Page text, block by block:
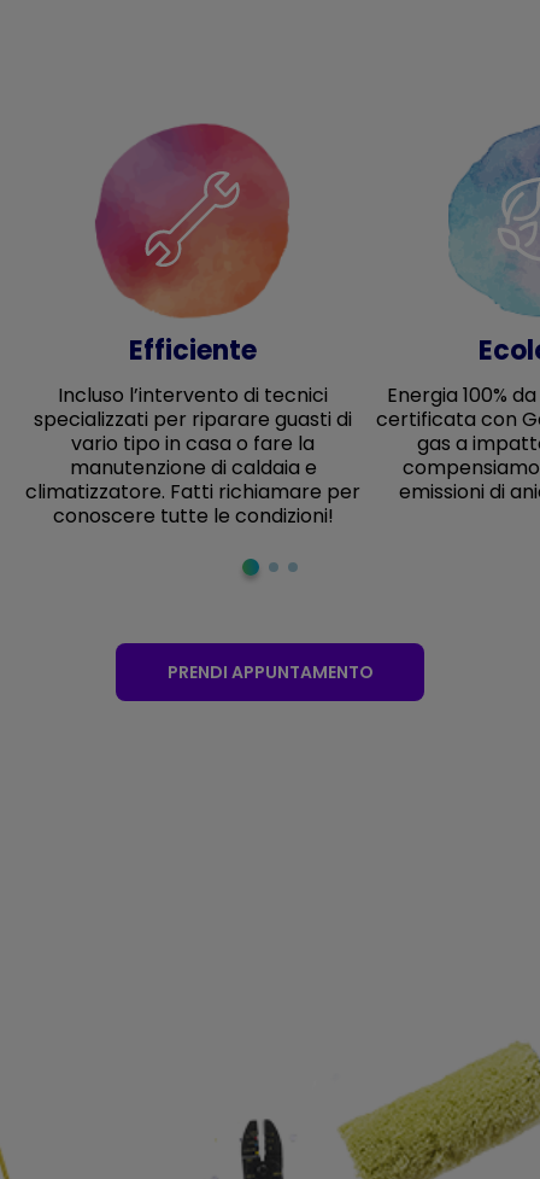
Efficiente
Incluso l’intervento di tecnici
specializzati per riparare guasti di
vario tipo in casa o fare la
manutenzione di caldaia e
climatizzatore. Fatti richiamare per
conoscere tutte le condizioni!
Energia 100%
certificata con
gas a
emissioni di
PRENDI APPUNTAMENTO